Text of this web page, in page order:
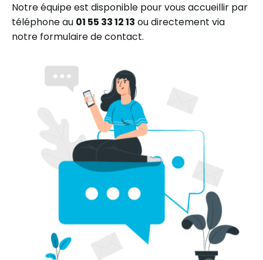
Notre équipe est disponible pour vous accueillir par
téléphone au 01 55 33 12 13 ou directement via
notre formulaire de contact.